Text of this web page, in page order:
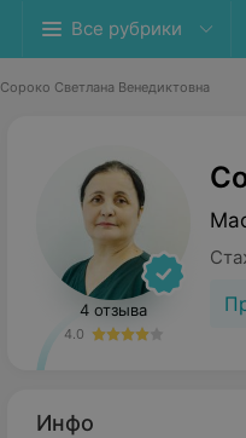
Все рубрики
Сороко Светлана Венедиктовна
4 отзыва
4.0
Инфо